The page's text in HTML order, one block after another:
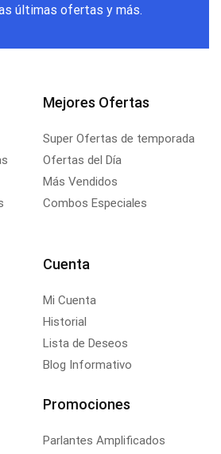
últimas ofertas y más.
Mejores Ofertas
Super Ofertas de temporada
Ofertas del Día
Más Vendidos
Combos Especiales
Cuenta
Mi Cuenta
Historial
Lista de Deseos
Blog Informativo
Promociones
Parlantes Amplificados